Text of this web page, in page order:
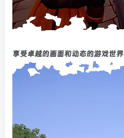
享受卓越的画面和动态的游戏世界